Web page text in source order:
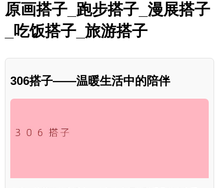
原画搭子_跑步搭子_漫展搭子
_吃饭搭子_旅游搭子
306搭子——温暖生活中的陪伴